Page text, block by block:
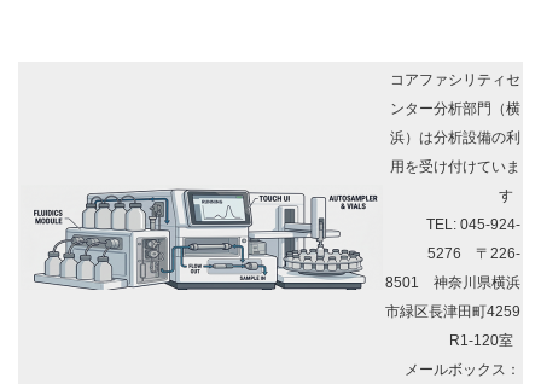
コアファシリティセ
ンター分析部門（横
浜）は分析設備の利
用を受け付けていま
す
TEL: 045-924-
5276 〒226-
8501 神奈川県横浜
市緑区長津田町4259
R1-120室
メールボックス：